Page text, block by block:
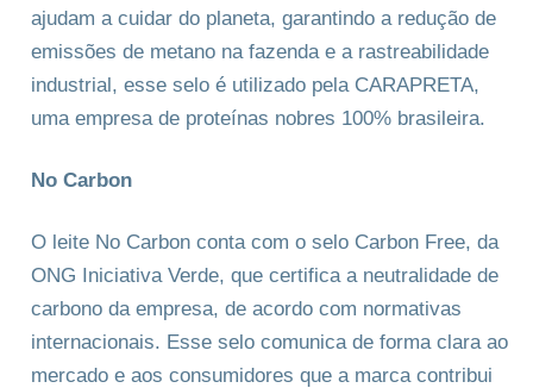
ajudam a cuidar do planeta, garantindo a redução de
emissões de metano na fazenda e a rastreabilidade
industrial, esse selo é utilizado pela CARAPRETA,
uma empresa de proteínas nobres 100% brasileira.
No Carbon
O leite No Carbon conta com o selo Carbon Free, da
ONG Iniciativa Verde, que certifica a neutralidade de
carbono da empresa, de acordo com normativas
internacionais. Esse selo comunica de forma clara ao
mercado e aos consumidores que a marca contribui